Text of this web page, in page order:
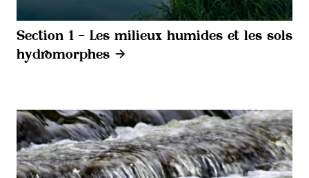
Section 1 - Les milieux humides et les sols
hydromorphes